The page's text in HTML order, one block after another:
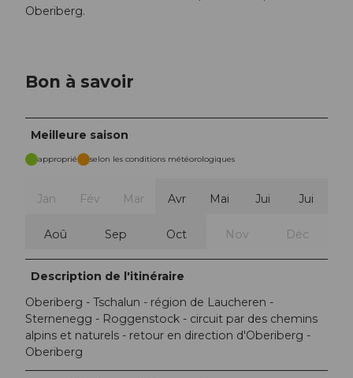
Oberiberg.
Bon à savoir
Meilleure saison
approprié selon les conditions météorologiques
Jan Fév Mar Avr Mai Jui Jui
Aoû Sep Oct Nov Déc
Description de l'itinéraire
Oberiberg - Tschalun - région de Laucheren -
Sternenegg - Roggenstock - circuit par des chemins
alpins et naturels - retour en direction d'Oberiberg -
Oberiberg